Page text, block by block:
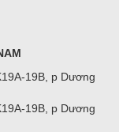
19B, p Dương
19B, p Dương